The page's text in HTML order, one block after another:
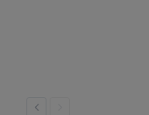
Previous